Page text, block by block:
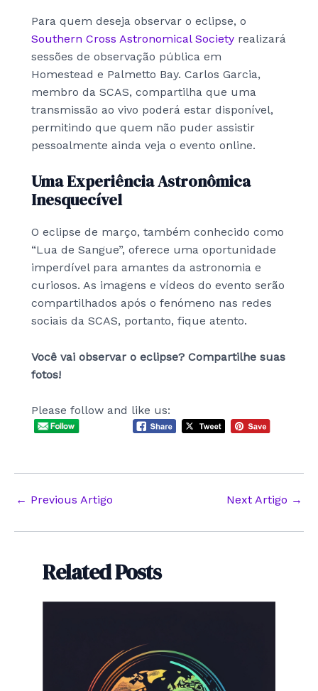
Para quem deseja observar o eclipse, o
Southern Cross Astronomical Society realizará
sessões de observação pública em
Homestead e Palmetto Bay. Carlos Garcia,
membro da SCAS, compartilha que uma
transmissão ao vivo poderá estar disponível,
permitindo que quem não puder assistir
pessoalmente ainda veja o evento online.
Uma Experiência Astronômica
Inesquecível
O eclipse de março, também conhecido como
“Lua de Sangue”, oferece uma oportunidade
imperdível para amantes da astronomia e
curiosos. As imagens e vídeos do evento serão
compartilhados após o fenómeno nas redes
sociais da SCAS, portanto, fique atento.
Você vai observar o eclipse? Compartilhe suas
fotos!
Please follow and like us:
Post
← Previous Artigo Next Artigo →
Related Posts